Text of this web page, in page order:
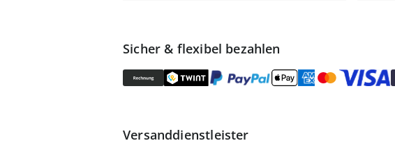
Sicher & flexibel bezahlen
Versanddienstleister